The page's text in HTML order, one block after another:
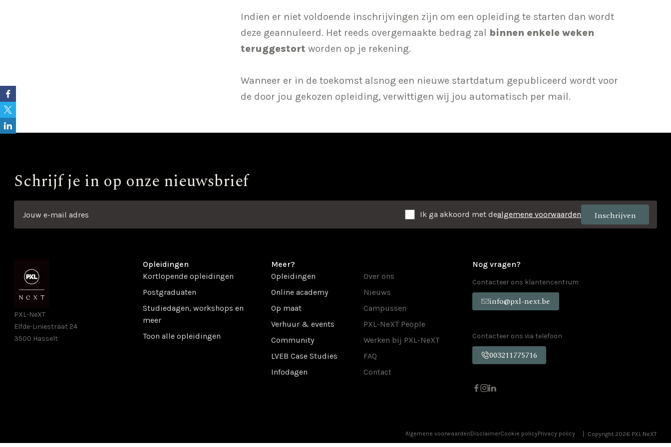
Indien er niet voldoende inschrijvingen zijn om een opleiding te starten dan wordt
deze geannuleerd. Het reeds overgemaakte bedrag zal binnen enkele weken
teruggestort worden op je rekening.
Wanneer er in de toekomst alsnog een nieuwe startdatum gepubliceerd wordt voor
de door jou gekozen opleiding, verwittigen wij jou automatisch per mail.
Schrijf je in op onze nieuwsbrief
Ik ga akkoord met dealgemene voorwaarden
PXL-NeXT
Elfde-Liniestraat 24
3500 Hasselt
Opleidingen
Kortlopende opleidingen
Postgraduaten
Studiedagen, workshops en
meer
Toon alle opleidingen
Meer?
Opleidingen
Online academy
Op maat
Verhuur & events
Community
LVEB Case Studies
Infodagen
Over ons
Nieuws
Campussen
PXL-NeXT People
Werken bij PXL-NeXT
FAQ
Contact
Nog vragen?
Contacteer ons klantencentrum
info@pxl-next.be
Contacteer ons via telefoon
003211775716
Algemene voorwaardenDisclaimerCookie policyPrivacy policy Copyright 2026 PXL NeXT